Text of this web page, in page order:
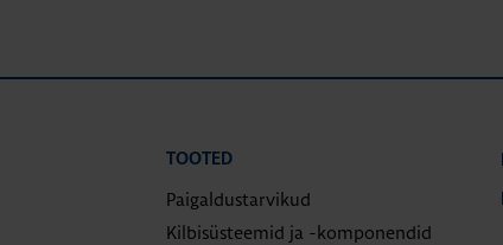
TOOTED
Paigaldustarvikud
Kilbisüsteemid ja -komponendid